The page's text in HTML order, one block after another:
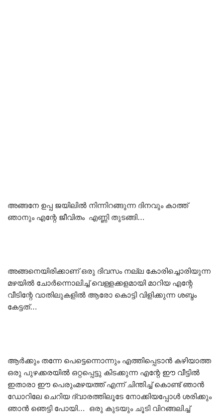
അങ്ങനേ ഉപ്പ ജയിലിൽ നിന്നിറങ്ങുന്ന ദിനവും കാത്ത്
ഞാനും എന്റേ ജീവിതം എണ്ണി തുടങ്ങി…
അങ്ങനെയിരിക്കാണ് ഒരു ദിവസം നല്ല കോരിച്ചൊരിയുന്ന
മഴയിൽ ചോർന്നൊലിച്ച് വെള്ളക്കളമായി മാറിയ എന്റേ
വീടിന്റേ വാതിലുകളിൽ ആരോ കൊട്ടി വിളിക്കുന്ന ശബ്ദം
കേട്ടത്…
ആർക്കും തന്നേ പെട്ടെന്നൊന്നും എത്തിപ്പെടാൻ കഴിയാത്ത
ഒരു പുഴക്കരയിൽ ഒറ്റപ്പെട്ടു കിടക്കുന്ന എന്റേ ഈ വീട്ടിൽ
ഇതാരാ ഈ പെരുംമഴയത്ത് എന്ന് ചിന്തിച്ച് കൊണ്ട് ഞാൻ
ഡോറിലേ ചെറിയ ദ്വാരത്തിലൂടേ നോക്കിയപ്പോൾ ശരിക്കും
ഞാൻ ഞെട്ടി പോയി… ഒരു കുടയും ചൂടി വിറങ്ങലിച്ച്